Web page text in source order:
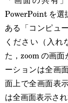
PowerPoint を選
ある「コンピュ
ください（入れ
た，zoom の画
ーションは全画
面上で全画面表
は全画面表示され